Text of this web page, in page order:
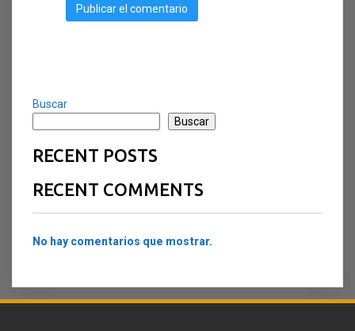
Buscar
Buscar
RECENT POSTS
RECENT COMMENTS
No hay comentarios que mostrar.